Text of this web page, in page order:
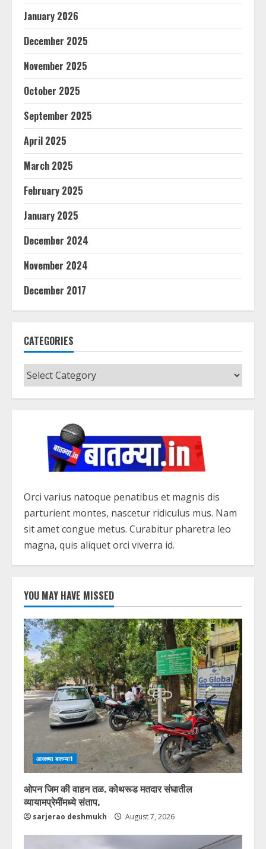
January 2026
December 2025
November 2025
October 2025
September 2025
April 2025
March 2025
February 2025
January 2025
December 2024
November 2024
December 2017
CATEGORIES
Categories
Orci varius natoque penatibus et magnis dis
parturient montes, nascetur ridiculus mus. Nam
sit amet congue metus. Curabitur pharetra leo
magna, quis aliquet orci viverra id.
YOU MAY HAVE MISSED
आजच्या बातम्या1
ओपन जिम की वाहन तळ. कोथरूड मतदार संघातील
व्यायामप्रेमींमध्ये संताप.
sarjerao deshmukh August 7, 2026